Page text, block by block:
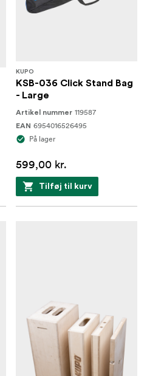
KUPO
KSB-036 Click Stand Bag
- Large
Artikel nummer 119587
EAN 6954016526495
På lager
599,00 kr.
Tilføj til kurv